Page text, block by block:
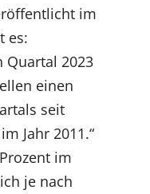
im
es:
Quartal 2023
einen
seit
Jahr 2011.“
im
je nach